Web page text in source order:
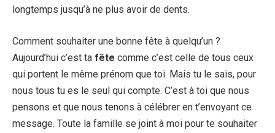
longtemps jusqu’à ne plus avoir de dents.
Comment souhaiter une bonne fête à quelqu’un ?
Aujourd’hui c’est ta fête comme c’est celle de tous ceux
qui portent le même prénom que toi. Mais tu le sais, pour
nous tous tu es le seul qui compte. C’est à toi que nous
pensons et que nous tenons à célébrer en t’envoyant ce
message. Toute la famille se joint à moi pour te souhaiter